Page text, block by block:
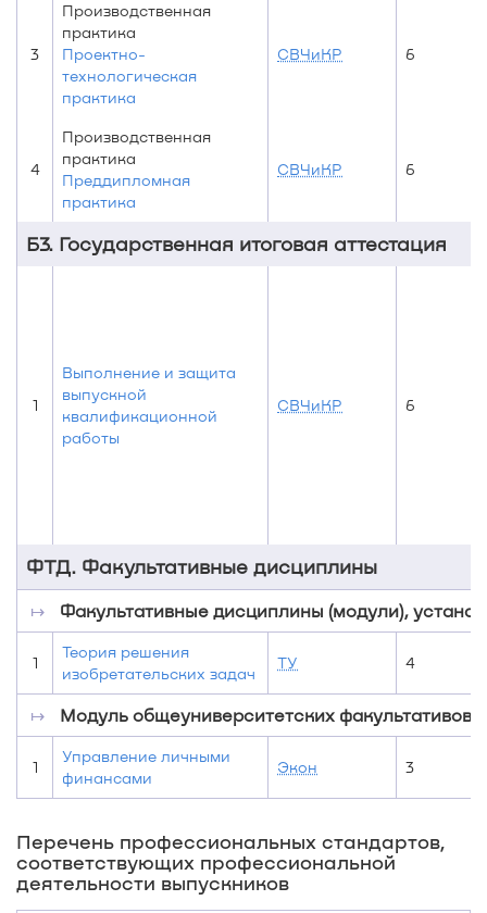
3
Производственная
практика
Проектно-
технологическая
практика
СВЧиКР 6
4
Производственная
практика
Преддипломная
практика
СВЧиКР 6
Б3. Государственная итоговая аттестация
1
Выполнение и защита
выпускной
квалификационной
работы
СВЧиКР 6
ФТД. Факультативные дисциплины
↦ Факультативные дисциплины (модули),
1
Теория решения
изобретательских задач
ТУ 4
↦ Модуль общеуниверситетских факультативов
1
Управление личными
финансами
Экон 3
Перечень профессиональных стандартов,
соответствующих профессиональной
деятельности выпускников